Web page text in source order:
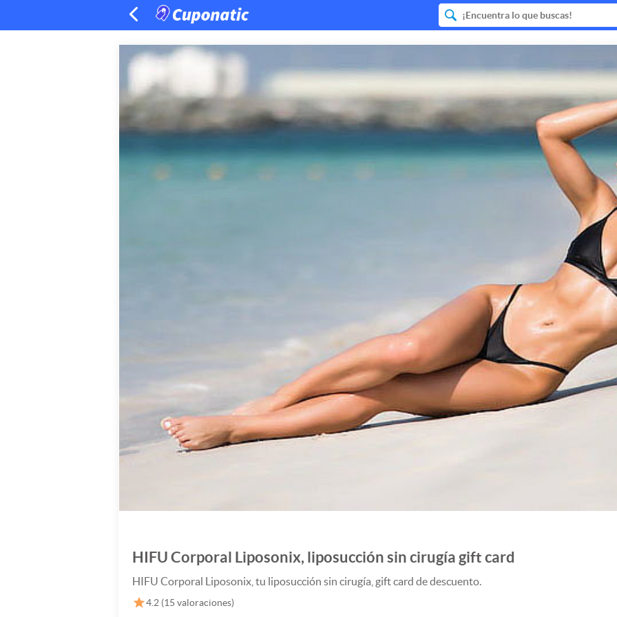
HIFU Corporal Liposonix, liposucción sin cirugía gift card
HIFU Corporal Liposonix, tu liposucción sin cirugía, gift card de descuento.
4.2 (15 valoraciones)